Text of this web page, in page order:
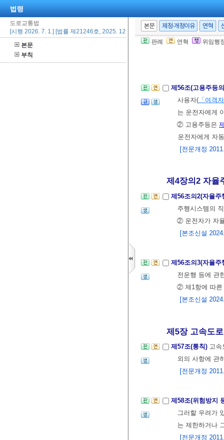
법령
도로교통법
[시행 2026. 7. 1.] [법률 제21246호, 2025. 12. 30., 일부개정]
본문
부칙
본문 제정·개정이유 연혁
판례 연혁 위임행
제55조(사고발생
된다.
제56조(고용주등
사용자( 「여객
는 운전자에게
② 고용주등은
운전자에게 자
[전문개정
제4장의2 자율주
제56조의2(자율
주행시스템의
② 운전자가 자
[본조신설
제56조의3(자율
전운행 등에 관
② 제1항에 따른
[본조신설
제5장 고속도로
제57조(통칙) 고
외의 사항에 관
[전문개정
제58조(위험방지
그러할 우려가
는 제한하거나
[전문개정